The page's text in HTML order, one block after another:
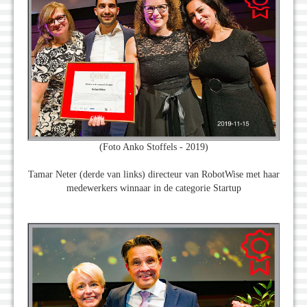
(Foto Anko Stoffels - 2019)
Tamar Neter (derde van links) directeur van RobotWise met haar
medewerkers winnaar in de categorie Startup